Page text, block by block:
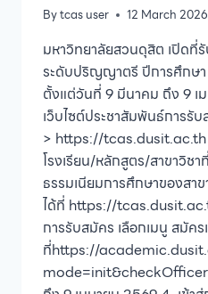
ประจำ
ปี
การ
ศึกษา
2569
Bytcas user 12 March 2026
มหาวิทยาลัยสวนดุสิต เปิด
ระดับปริญญาตรี ปีการศึกษ
ตั้งแต่วันที่ 9 มีนาคม ถึง 9 เ
เว็บไซต์ประชาสัมพันธ์การรั
> https://tcas.dusit.ac.th
โรงเรียน/หลักสูตร/สาขาวิช
ธรรมเนียมการศึกษาของสา
ได้ที่ https://
การรับสมัคร เลือกเมนู สมัคร
ที่https://